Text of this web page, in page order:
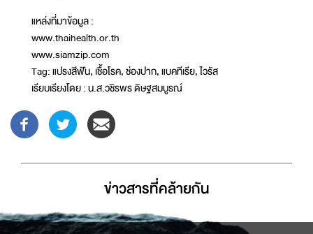
แหล่งที่มาข้อมูล :
www.thaihealth.or.th
www.siamzip.com
Tag: แปรงสีฟัน, เชื้อโรค, ช่องปาก, แบคทีเรีย, ไวรัส
เรียบเรียงโดย : น.ส.วชิรพร ดิษฐสมบูรณ์
ข่าวสารที่่คล้ายกัน